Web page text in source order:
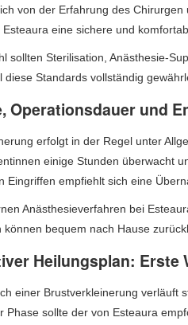
von der Erfahrung des
eine sichere und
sollten Sterilisation, Anästhesie-
diese Standards vollständig
Operationsdauer und
erfolgt in der Regel unter
einige Stunden überwacht
Eingriffen empfiehlt sich eine
Anästhesieverfahren bei
können bequem nach Hause
Heilungsplan: Erste
einer Brustverkleinerung verläuft
Phase sollte der von Esteaura